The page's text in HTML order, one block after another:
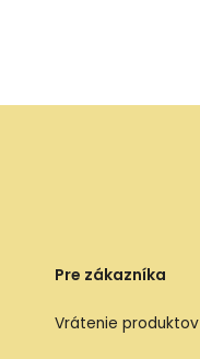
Pre zákazníka
Vrátenie produktov